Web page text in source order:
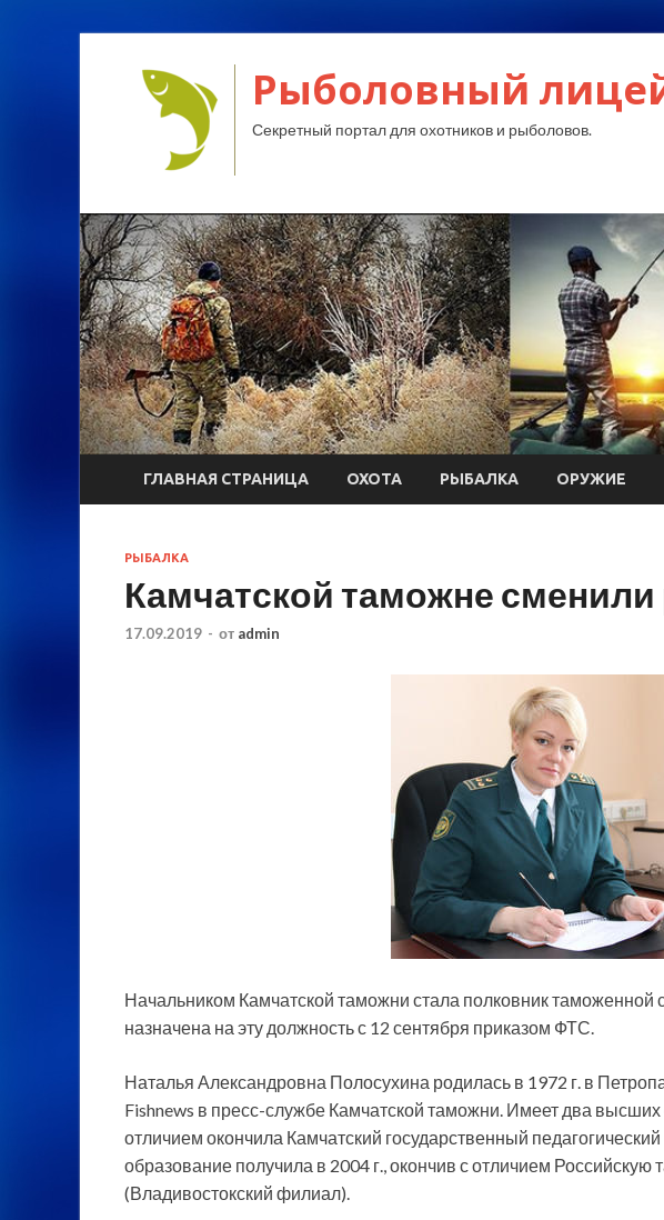
Рыболовный
Секретный портал для охотников и рыболовов.
ГЛАВНАЯ СТРАНИЦА ОХОТА РЫБАЛКА ОРУЖИЕ
РЫБАЛКА
Камчатской таможне
17.09.2019 - от admin
Начальником Камчатской таможни стала полковник
назначена на эту должность с 12 сентября приказом ФТС.
Наталья Александровна Полосухина родилась в 1972 г. в
Fishnews в пресс-службе Камчатской таможни. Имеет два высших
отличием окончила Камчатский государственный
образование получила в 2004 г., окончив с отличием
(Владивостокский филиал).